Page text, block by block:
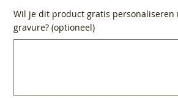
Wil je dit product gratis personaliseren
gravure? (optioneel)